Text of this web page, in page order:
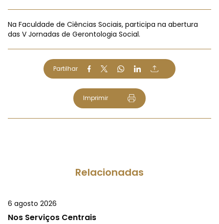
Na Faculdade de Ciências Sociais, participa na abertura
das V Jornadas de Gerontologia Social.
Partilhar
Imprimir
Relacionadas
6 agosto 2026
Nos Serviços Centrais